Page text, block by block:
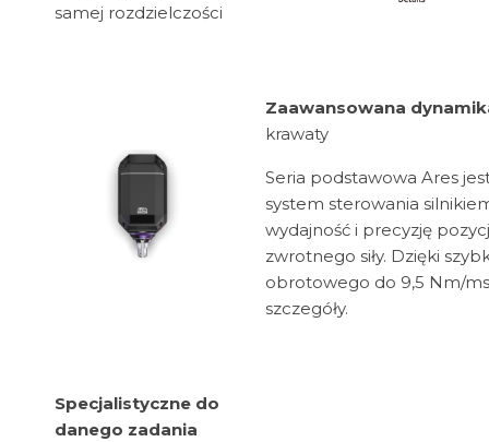
samej rozdzielczości
Zaawansowana
krawaty
Seria podstawowa Ares
system sterowania
wydajność i precyzję
zwrotnego siły. Dzięki
obrotowego do 9,5 Nm/
szczegóły.
Specjalistyczne do
danego zadania